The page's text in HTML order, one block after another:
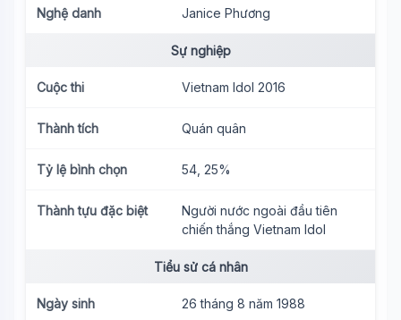
Nghệ danh Janice Phương
Sự nghiệp
Cuộc thi Vietnam Idol 2016
Thành tích Quán quân
Tỷ lệ bình chọn 54, 25%
Thành tựu đặc biệt
Người nước ngoài đầu tiên
chiến thắng Vietnam Idol
Tiểu sử cá nhân
Ngày sinh 26 tháng 8 năm 1988